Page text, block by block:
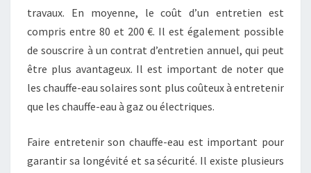
travaux. En moyenne, le coût d’un entretien est
compris entre 80 et 200 €. Il est également possible
de souscrire à un contrat d’entretien annuel, qui peut
être plus avantageux. Il est important de noter que
les chauffe-eau solaires sont plus coûteux à entretenir
que les chauffe-eau à gaz ou électriques.
Faire entretenir son chauffe-eau est important pour
garantir sa longévité et sa sécurité. Il existe plusieurs